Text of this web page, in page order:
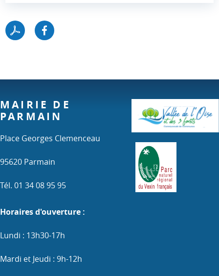
MAIRIE DE
PARMAIN
Place Georges Clemenceau
95620 Parmain
Tél. 01 34 08 95 95
Horaires d'ouverture :
Lundi : 13h30-17h
Mardi et Jeudi : 9h-12h